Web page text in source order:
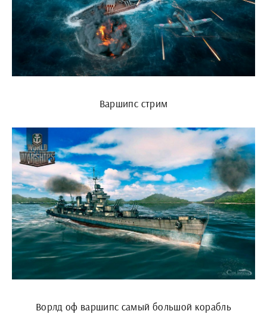
Варшипс стрим
Ворлд оф варшипс самый большой корабль